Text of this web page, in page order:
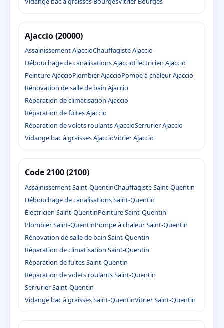
Ajaccio (20000)
Assainissement AjaccioChauffagiste Ajaccio
Débouchage de canalisations AjaccioÉlectricien Ajaccio
Peinture AjaccioPlombier AjaccioPompe à chaleur Ajaccio
Rénovation de salle de bain Ajaccio
Réparation de climatisation Ajaccio
Réparation de fuites Ajaccio
Réparation de volets roulants AjaccioSerrurier Ajaccio
Vidange bac à graisses AjaccioVitrier Ajaccio
Code 2100 (2100)
Assainissement Saint-QuentinChauffagiste Saint-Quentin
Débouchage de canalisations Saint-Quentin
Électricien Saint-QuentinPeinture Saint-Quentin
Plombier Saint-QuentinPompe à chaleur Saint-Quentin
Rénovation de salle de bain Saint-Quentin
Réparation de climatisation Saint-Quentin
Réparation de fuites Saint-Quentin
Réparation de volets roulants Saint-Quentin
Serrurier Saint-Quentin
Vidange bac à graisses Saint-QuentinVitrier Saint-Quentin